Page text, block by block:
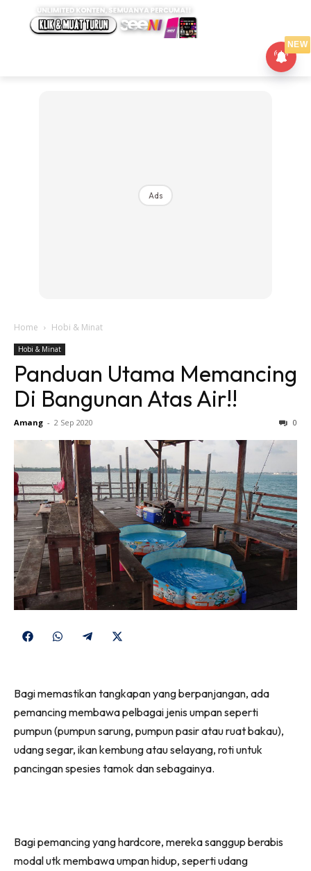
Ads
Home Hobi & Minat
Hobi & Minat
Panduan Utama Memancing
Di Bangunan Atas Air!!
Amang - 2 Sep 2020 0
Share
Share
Share
(Twitter)
Bagi memastikan tangkapan yang berpanjangan, ada
pemancing membawa pelbagai jenis umpan seperti
pumpun (pumpun sarung, pumpun pasir atau ruat bakau),
udang segar, ikan kembung atau selayang, roti untuk
pancingan spesies tamok dan sebagainya.
Bagi pemancing yang hardcore, mereka sanggup berabis
modal utk membawa umpan hidup, seperti udang
NEW